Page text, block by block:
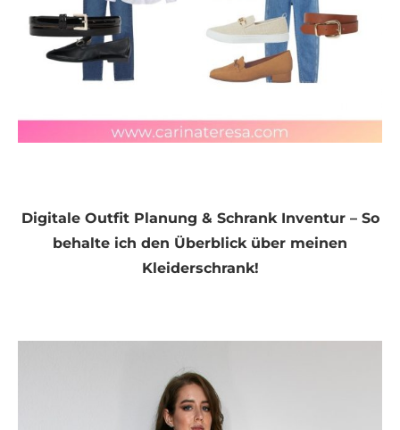
Digitale Outfit Planung & Schrank Inventur – So
behalte ich den Überblick über meinen
Kleiderschrank!